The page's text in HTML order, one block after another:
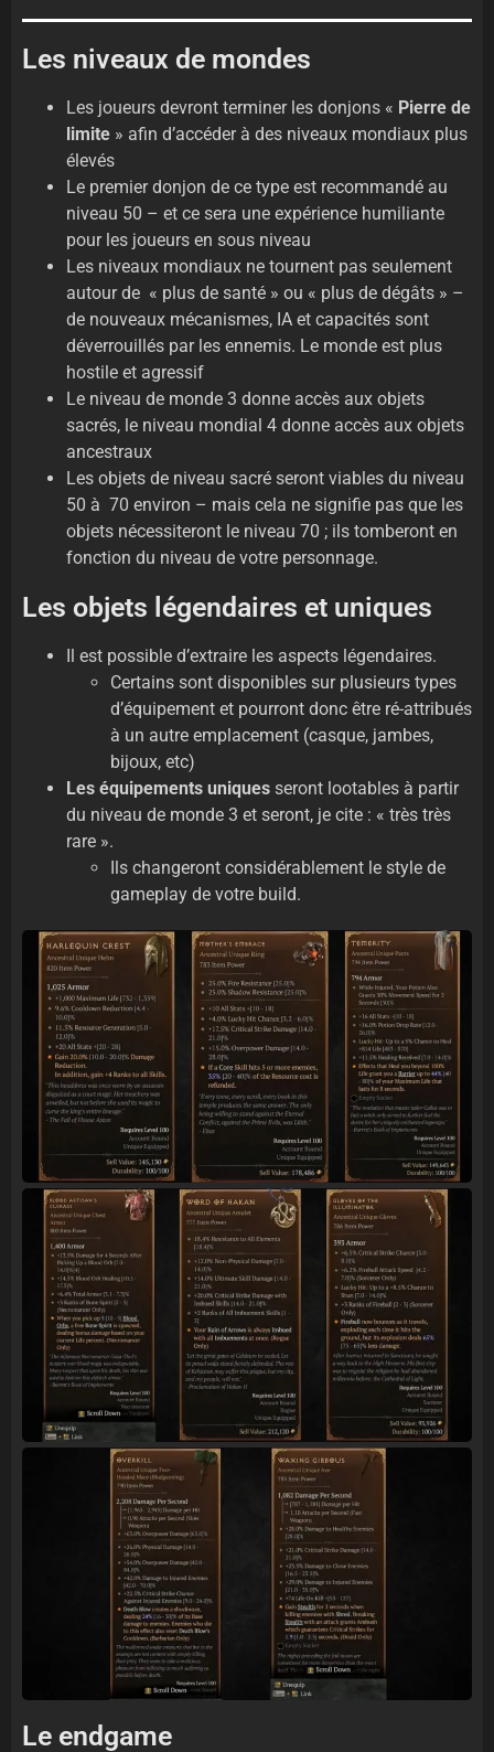
Les niveaux de mondes
Les joueurs devront terminer les donjons « Pierre de
limite » afin d’accéder à des niveaux mondiaux plus
élevés
Le premier donjon de ce type est recommandé au
niveau 50 – et ce sera une expérience humiliante
pour les joueurs en sous niveau
Les niveaux mondiaux ne tournent pas seulement
autour de « plus de santé » ou « plus de dégâts » –
de nouveaux mécanismes, IA et capacités sont
déverrouillés par les ennemis. Le monde est plus
hostile et agressif
Le niveau de monde 3 donne accès aux objets
sacrés, le niveau mondial 4 donne accès aux objets
ancestraux
Les objets de niveau sacré seront viables du niveau
50 à 70 environ – mais cela ne signifie pas que les
objets nécessiteront le niveau 70 ; ils tomberont en
fonction du niveau de votre personnage.
Les objets légendaires et uniques
Il est possible d’extraire les aspects légendaires.
Certains sont disponibles sur plusieurs types
d’équipement et pourront donc être ré-attribués
à un autre emplacement (casque, jambes,
bijoux, etc)
Les équipements uniques seront lootables à partir
du niveau de monde 3 et seront, je cite : « très très
rare ».
Ils changeront considérablement le style de
gameplay de votre build.
Le endgame